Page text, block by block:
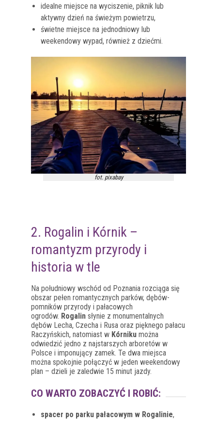
idealne miejsce na wyciszenie, piknik lub
aktywny dzień na świeżym powietrzu,
świetne miejsce na jednodniowy lub
weekendowy wypad, również z dziećmi.
fot. pixabay
2. Rogalin i Kórnik –
romantyzm przyrody i
historia w tle
Na południowy wschód od Poznania rozciąga się
obszar pełen romantycznych parków, dębów-
pomników przyrody i pałacowych
ogrodów. Rogalin słynie z monumentalnych
dębów Lecha, Czecha i Rusa oraz pięknego pałacu
Raczyńskich, natomiast w Kórniku można
odwiedzić jedno z najstarszych arboretów w
Polsce i imponujący zamek. Te dwa miejsca
można spokojnie połączyć w jeden weekendowy
plan – dzieli je zaledwie 15 minut jazdy.
CO WARTO ZOBACZYĆ I ROBIĆ:
spacer po parku pałacowym w Rogalinie,